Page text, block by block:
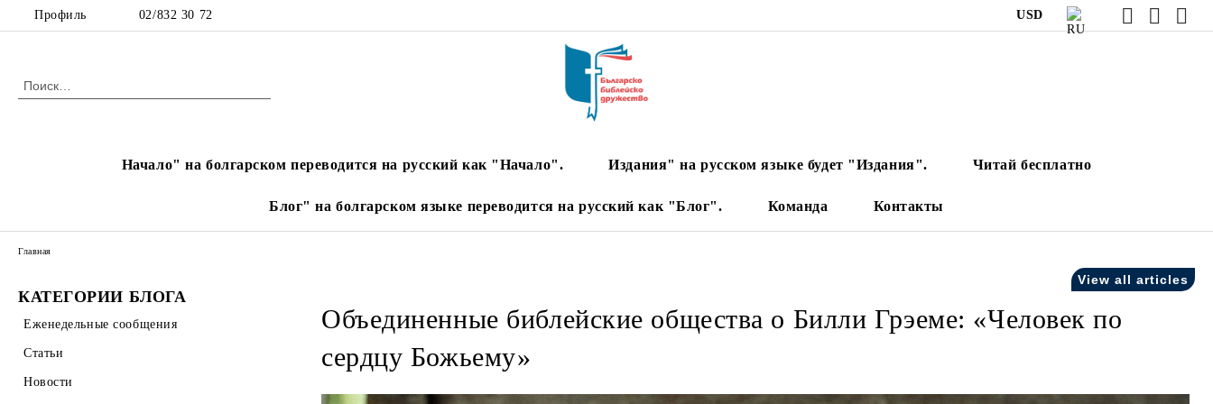
Профиль 02/832 30 72 USD
Начало" на болгарском переводится на русский как "Начало". Издания" на русском языке будет "Издания". Читай бесплатно
Блог" на болгарском языке переводится на русский как "Блог". Команда Контакты
КАТЕГОРИИ БЛОГА
Еженедельные сообщения
Статьи
Новости
Главная
View all articles
Объединенные библейские общества о Билли Грэеме: «Человек по
сердцу Божьему»